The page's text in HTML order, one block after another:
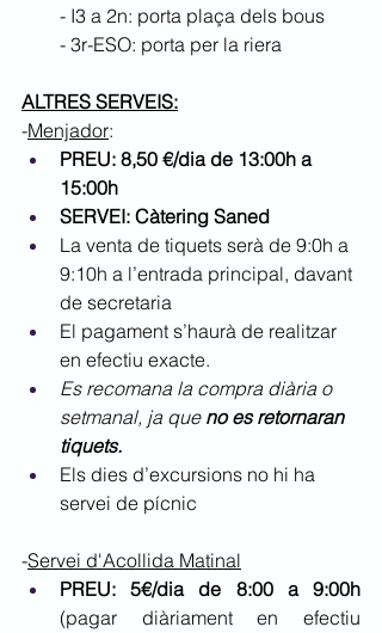
- I3 a 2n: porta plaça dels bous
- 3r-ESO: porta per la riera
ALTRES SERVEIS:
-Menjador:
PREU: 8,50 €/dia de 13:00h a
15:00h
SERVEI: Càtering Saned
La venta de tiquets serà de 9:0h a
9:10h a l’entrada principal, davant
de secretaria
El pagament s’haurà de realitzar
en efectiu exacte.
Es recomana la compra diària o
setmanal, ja que no es retornaran
tiquets.
Els dies d’excursions no hi ha
servei de pícnic
-Servei d'Acollida Matinal
PREU: 5€/dia de 8:00 a 9:00h
(pagar diàriament en efectiu